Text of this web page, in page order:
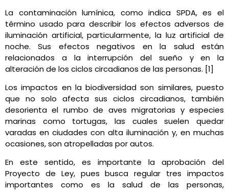
La contaminación lumínica, como indica SPDA, es el
término usado para describir los efectos adversos de
iluminación artificial, particularmente, la luz artificial de
noche. Sus efectos negativos en la salud están
relacionados a la interrupción del sueño y en la
alteración de los ciclos circadianos de las personas. [1]
Los impactos en la biodiversidad son similares, puesto
que no solo afecta sus ciclos circadianos, también
desorienta el rumbo de aves migratorias y especies
marinas como tortugas, las cuales suelen quedar
varadas en ciudades con alta iluminación y, en muchas
ocasiones, son atropelladas por autos.
En este sentido, es importante la aprobación del
Proyecto de Ley, pues busca regular tres impactos
importantes como es la salud de las personas,